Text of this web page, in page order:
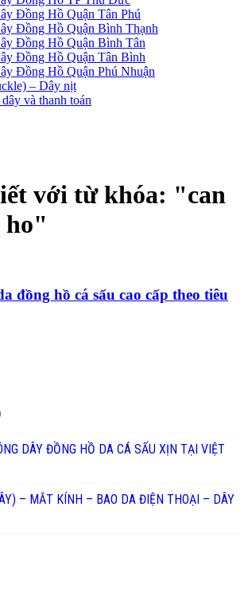
Đồng Hồ Quận Tân Phú
Đồng Hồ Quận Bình Thạnh
Đồng Hồ Quận Bình Tân
Đồng Hồ Quận Tân Bình
Đồng Hồ Quận Phú Nhuận
– Dây nịt
và thanh toán
với từ khóa: "can
ho"
đồng hồ cá sấu cao cấp theo tiêu
DÂY ĐỒNG HỒ DA CÁ SẤU XỊN TẠI VIỆT
– MẮT KÍNH – BAO DA ĐIỆN THOẠI – DÂY